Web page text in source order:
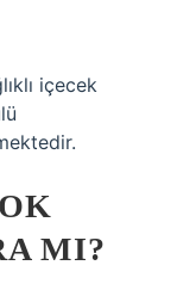
içecek
MI?